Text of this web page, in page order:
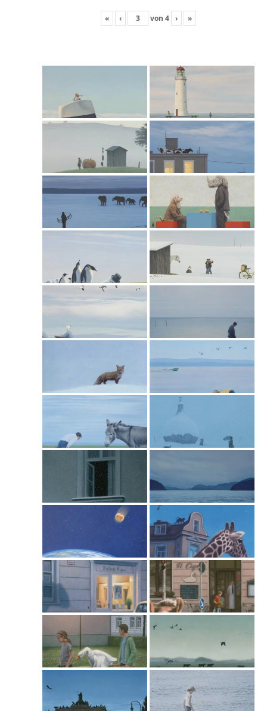
« ‹ von 4 › »